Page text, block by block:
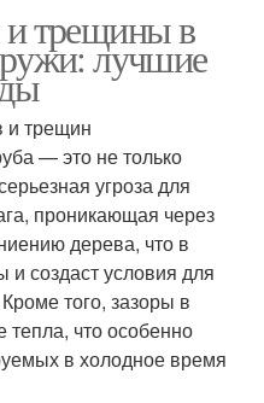
и трещины в
лучшие
и трещин
— это не только
угроза для
проникающая через
дерева, что в
и создаст условия для
того, зазоры в
тепла, что особенно
в холодное время